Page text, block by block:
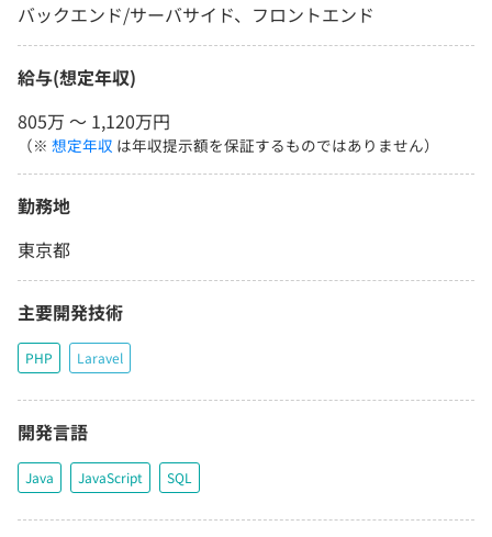
バックエンド/サーバサイド、フロントエンド
給与(想定年収)
805万 〜 1,120万円
（※ 想定年収 は年収提示額を保証するものではありません）
勤務地
東京都
主要開発技術
PHP Laravel
開発言語
Java JavaScript SQL